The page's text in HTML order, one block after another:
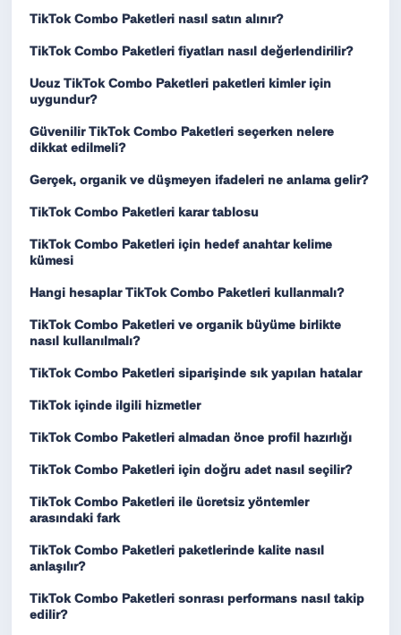
TikTok Combo Paketleri nasıl satın alınır?
TikTok Combo Paketleri fiyatları nasıl değerlendirilir?
Ucuz TikTok Combo Paketleri paketleri kimler için
uygundur?
Güvenilir TikTok Combo Paketleri seçerken nelere
dikkat edilmeli?
Gerçek, organik ve düşmeyen ifadeleri ne anlama gelir?
TikTok Combo Paketleri karar tablosu
TikTok Combo Paketleri için hedef anahtar kelime
kümesi
Hangi hesaplar TikTok Combo Paketleri kullanmalı?
TikTok Combo Paketleri ve organik büyüme birlikte
nasıl kullanılmalı?
TikTok Combo Paketleri siparişinde sık yapılan hatalar
TikTok içinde ilgili hizmetler
TikTok Combo Paketleri almadan önce profil hazırlığı
TikTok Combo Paketleri için doğru adet nasıl seçilir?
TikTok Combo Paketleri ile ücretsiz yöntemler
arasındaki fark
TikTok Combo Paketleri paketlerinde kalite nasıl
anlaşılır?
TikTok Combo Paketleri sonrası performans nasıl takip
edilir?